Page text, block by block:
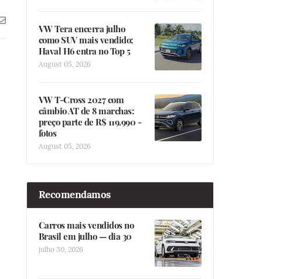
VW Tera encerra julho
como SUV mais vendido;
Haval H6 entra no Top 5
August 05, 2026
VW T-Cross 2027 com
câmbio AT de 8 marchas:
preço parte de R$ 119.990 -
fotos
August 05, 2026
Recomendamos
Carros mais vendidos no
Brasil em julho — dia 30
julho 30, 2026